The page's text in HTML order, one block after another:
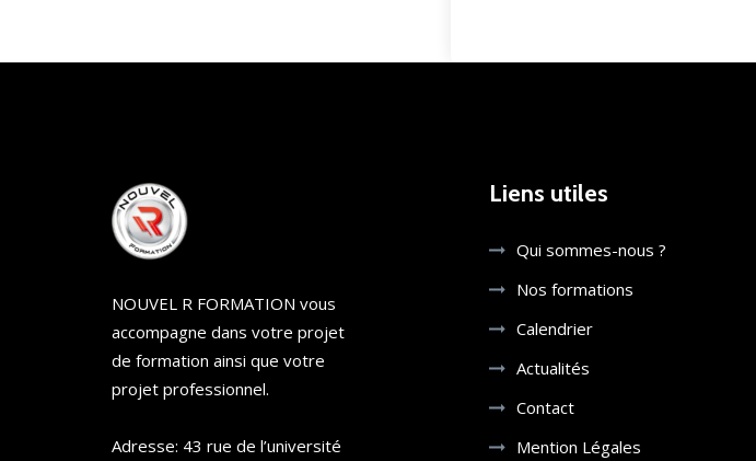
NOUVEL R FORMATION vous
accompagne dans votre projet
de formation ainsi que votre
projet professionnel.
Adresse: 43 rue de l’université
Liens utiles
Qui sommes-nous ?
Nos formations
Calendrier
Actualités
Contact
Mention Légales